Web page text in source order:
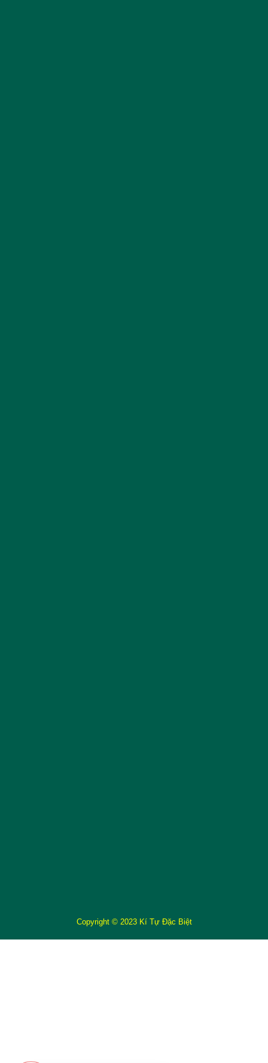
Copyright © 2023 Kí Tự Đặc Biệt